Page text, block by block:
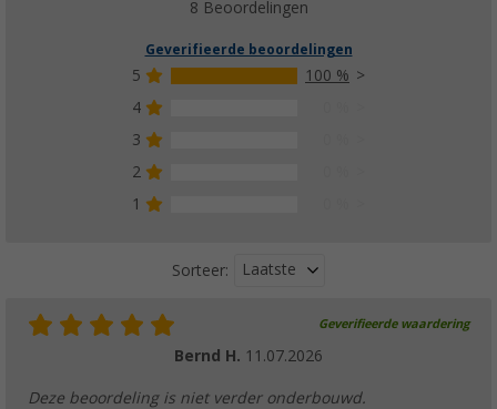
8 Beoordelingen
Geverifieerde beoordelingen
5
100 %
4
3
2
1
Sorteer: Laatste
Geverifieerde waardering
Bernd H. 11.07.2026
Deze beoordeling is niet verder onderbouwd.